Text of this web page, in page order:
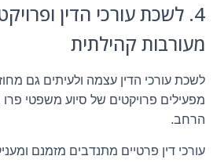
4. לשכת עורכי הדין
מעורבות קהילתית
לשכת עורכי הדין עצמה ולעיתים גם
מפעילים פרויקטים של סיוע משפטי פרו
הרחב.
עורכי דין פרטיים מתנדבים מזמנם